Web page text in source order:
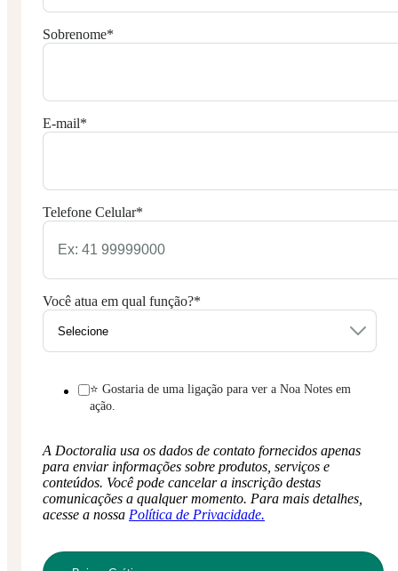
Sobrenome*
E-mail*
Telefone Celular*
Você atua em qual função?*
⭐ Gostaria de uma ligação para ver a Noa Notes em
ação.
A Doctoralia usa os dados de contato fornecidos apenas
para enviar informações sobre produtos, serviços e
conteúdos. Você pode cancelar a inscrição destas
comunicações a qualquer momento. Para mais detalhes,
acesse a nossa Política de Privacidade.